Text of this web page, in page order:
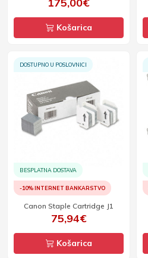
Košarica
DOSTUPNO U POSLOVNICI
BESPLATNA DOSTAVA
-10% INTERNET BANKARSTVO
Canon Staple Cartridge J1
75,94€
Košarica